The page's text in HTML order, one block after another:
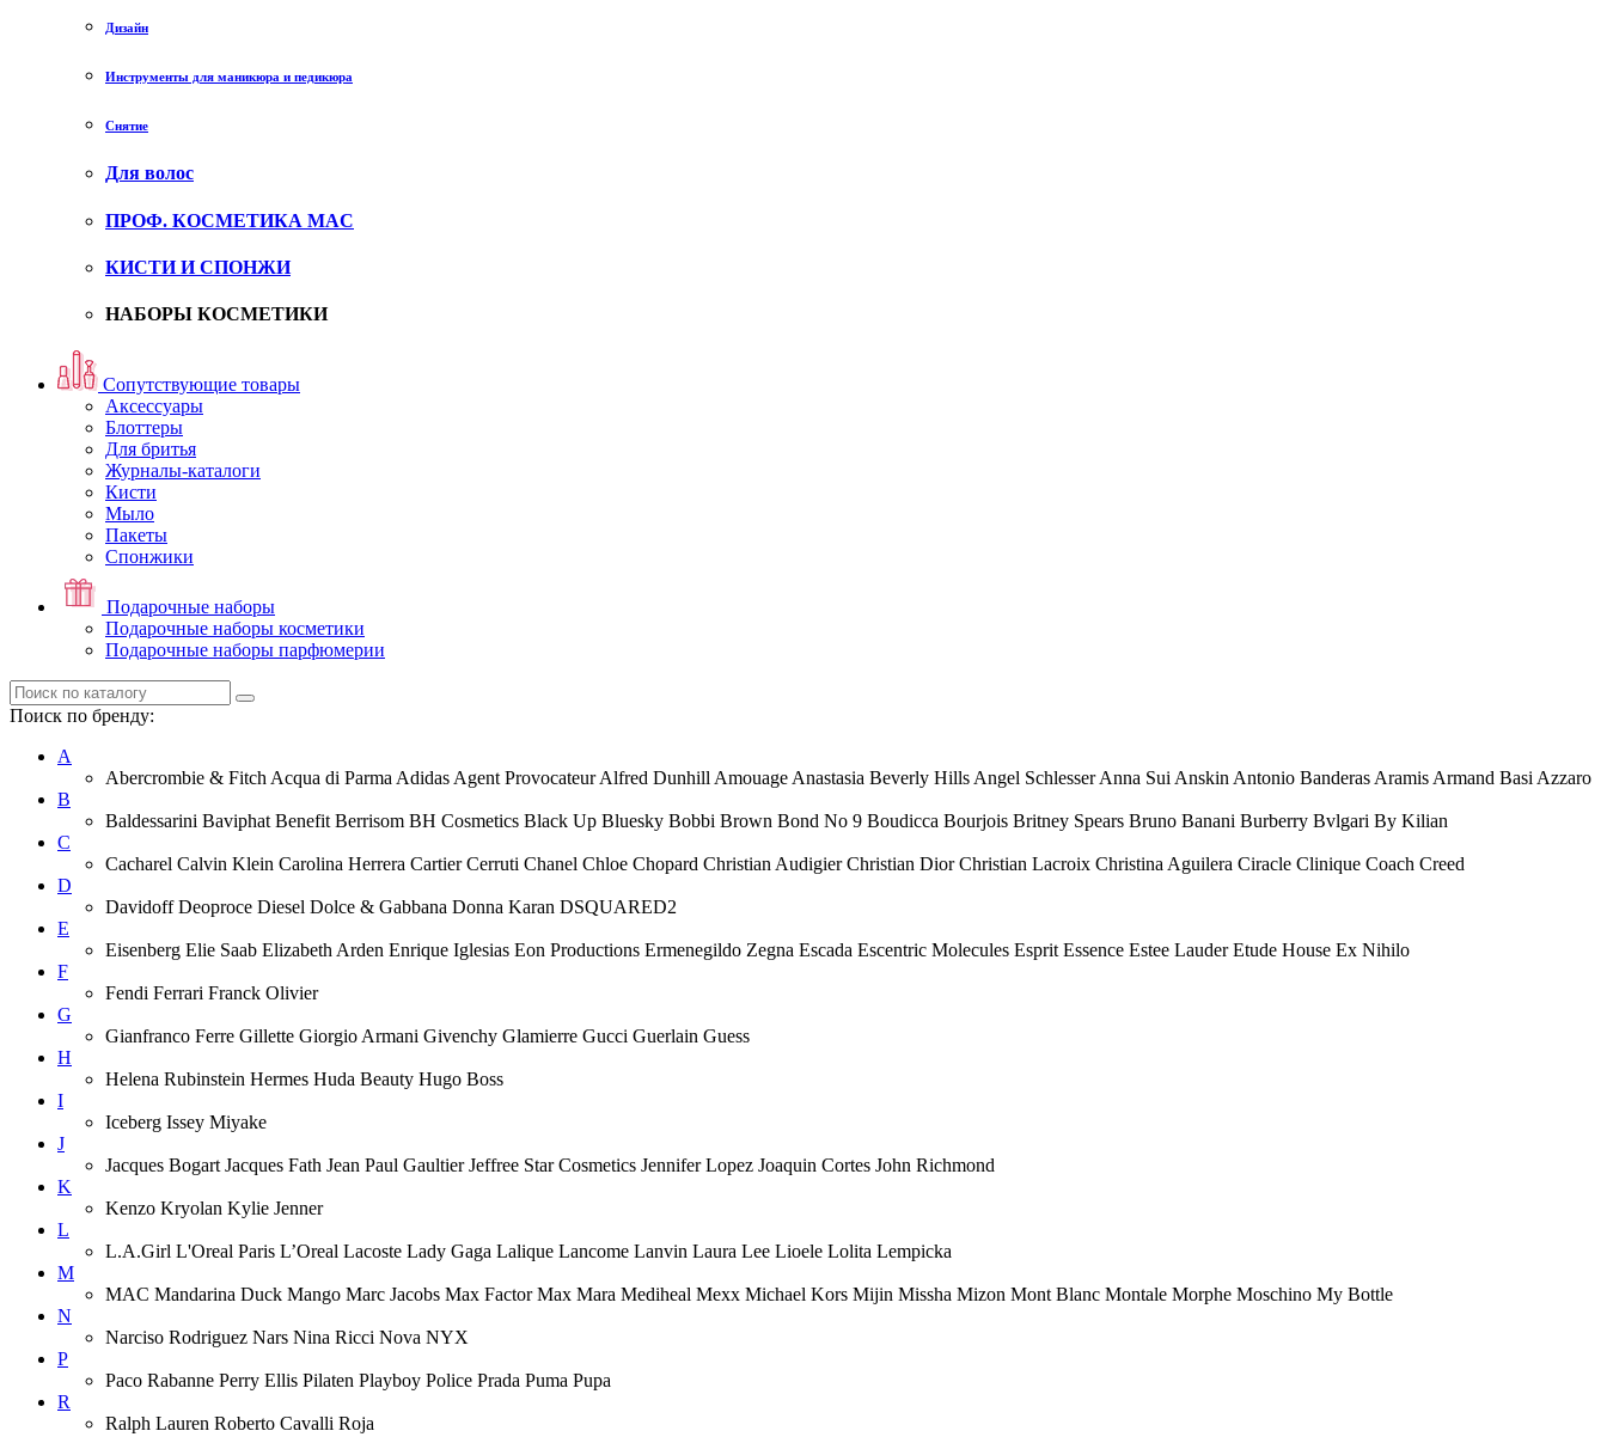
Дизайн
Инструменты для маникюра и педикюра
Снятие
Для волос
ПРОФ. КОСМЕТИКА MAC
КИСТИ И СПОНЖИ
НАБОРЫ КОСМЕТИКИ
Сопутствующие товары
Аксессуары
Блоттеры
Для бритья
Журналы-каталоги
Кисти
Мыло
Пакеты
Спонжики
Подарочные наборы
Подарочные наборы косметики
Подарочные наборы парфюмерии
Поиск по бренду:
A
Abercrombie & Fitch Acqua di Parma Adidas Agent Provocateur Alfred Dunhill Amouage Anastasia Beverly Hills Angel Schlesser Anna Sui Anskin Antonio Banderas Aramis Armand Basi Azzaro
B
Baldessarini Baviphat Benefit Berrisom BH Cosmetics Black Up Bluesky Bobbi Brown Bond No 9 Boudicca Bourjois Britney Spears Bruno Banani Burberry Bvlgari By Kilian
C
Cacharel Calvin Klein Carolina Herrera Cartier Cerruti Chanel Chloe Chopard Christian Audigier Christian Dior Christian Lacroix Christina Aguilera Ciracle Clinique Coach Creed
D
Davidoff Deoproce Diesel Dolce & Gabbana Donna Karan DSQUARED2
E
Eisenberg Elie Saab Elizabeth Arden Enrique Iglesias Eon Productions Ermenegildo Zegna Escada Escentric Molecules Esprit Essence Estee Lauder Etude House Ex Nihilo
F
Fendi Ferrari Franck Olivier
G
Gianfranco Ferre Gillette Giorgio Armani Givenchy Glamierre Gucci Guerlain Guess
H
Helena Rubinstein Hermes Huda Beauty Hugo Boss
I
Iceberg Issey Miyake
J
Jacques Bogart Jacques Fath Jean Paul Gaultier Jeffree Star Cosmetics Jennifer Lopez Joaquin Cortes John Richmond
K
Kenzo Kryolan Kylie Jenner
L
L.A.Girl L'Oreal Paris L’Oreal Lacoste Lady Gaga Lalique Lancome Lanvin Laura Lee Lioele Lolita Lempicka
M
MAC Mandarina Duck Mango Marc Jacobs Max Factor Max Mara Mediheal Mexx Michael Kors Mijin Missha Mizon Mont Blanc Montale Morphe Moschino My Bottle
N
Narciso Rodriguez Nars Nina Ricci Nova NYX
P
Paco Rabanne Perry Ellis Pilaten Playboy Police Prada Puma Pupa
R
Ralph Lauren Roberto Cavalli Roja